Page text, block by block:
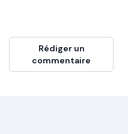
Rédiger un
commentaire